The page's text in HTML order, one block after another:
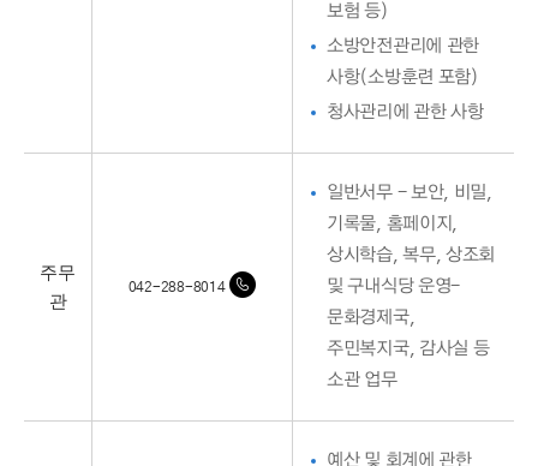
보험 등)
소방안전관리에 관한
사항(소방훈련 포함)
청사관리에 관한 사항
주무
관
042-288-8014
일반서무 - 보안, 비밀,
기록물, 홈페이지,
상시학습, 복무, 상조회
및 구내식당 운영-
문화경제국,
주민복지국, 감사실 등
소관 업무
예산 및 회계에 관한